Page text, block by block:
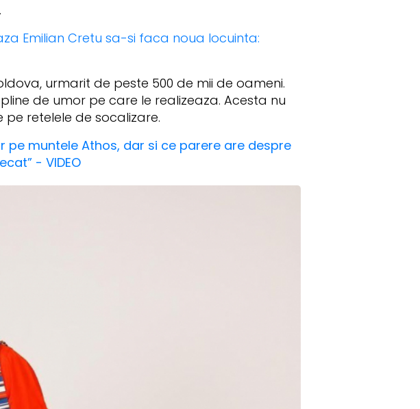
Emilian Cretu sa-si faca noua locuinta:
urmarit de peste 500 de mii de oameni.
de umor pe care le realizeaza. Acesta nu
retelele de socalizare.
pe muntele Athos, dar si ce parere are despre
- VIDEO